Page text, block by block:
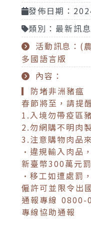
發佈日期：
類別：最新訊息
活動訊息：(
多國語言版
內容：
▎防堵非洲豬瘟
春節將至，請提
1.入境勿帶疫區
2.勿網購不明肉
3.注意購物肉品
•違規輸入肉品
新臺幣300萬元
•移工如遭處罰
僱許可並限令出
通報專線 0800-
專線協助通報